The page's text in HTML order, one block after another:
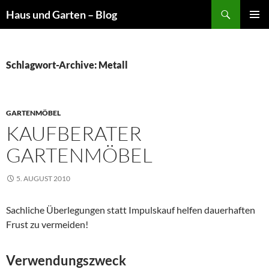
Haus und Garten – Blog
Schlagwort-Archive: Metall
GARTENMÖBEL
KAUFBERATER
GARTENMÖBEL
5. AUGUST 2010
Sachliche Überlegungen statt Impulskauf helfen dauerhaften
Frust zu vermeiden!
Verwendungszweck